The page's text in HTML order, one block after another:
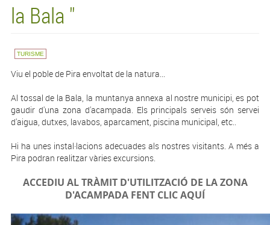
la Bala "
TURISME
Viu el poble de Pira envoltat de la natura...
Al tossal de la Bala, la muntanya annexa al nostre municipi, es pot
gaudir d'una zona d'acampada. Els principals serveis són servei
d'aigua, dutxes, lavabos, aparcament, piscina municipal, etc..
Hi ha unes instal·lacions adecuades als nostres visitants. A més a
Pira podran realitzar vàries excursions.
ACCEDIU AL TRÀMIT D'UTILITZACIÓ DE LA ZONA
D'ACAMPADA FENT CLIC AQUÍ